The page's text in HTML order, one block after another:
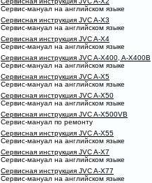
Сервис-мануал на английском языке
Сервисная инструкция JVC A-X3
Сервис-мануал на английском языке
Сервисная инструкция JVC A-X4
Сервис-мануал на английском языке
Сервисная инструкция JVC A-X400, A-X400B
Сервис-мануал на английском языке
Сервисная инструкция JVC A-X5
Сервис-мануал на английском языке
Сервисная инструкция JVC A-X50
Сервис-мануал на английском языке
Сервисная инструкция JVC A-X500VB
Сервис-мануал по ремонту
Сервисная инструкция JVC A-X55
Сервис-мануал на английском языке
Сервисная инструкция JVC A-X7
Сервис-мануал на английском языке
Сервисная инструкция JVC A-X77
Сервис-мануал на английском языке